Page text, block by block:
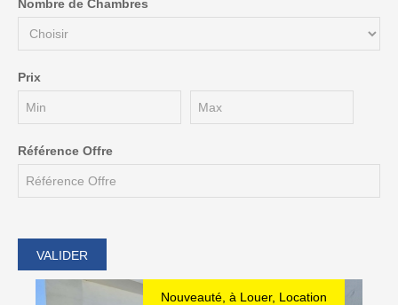
Nombre de Chambres
Prix
Référence Offre
Nouveauté, à Louer, Location